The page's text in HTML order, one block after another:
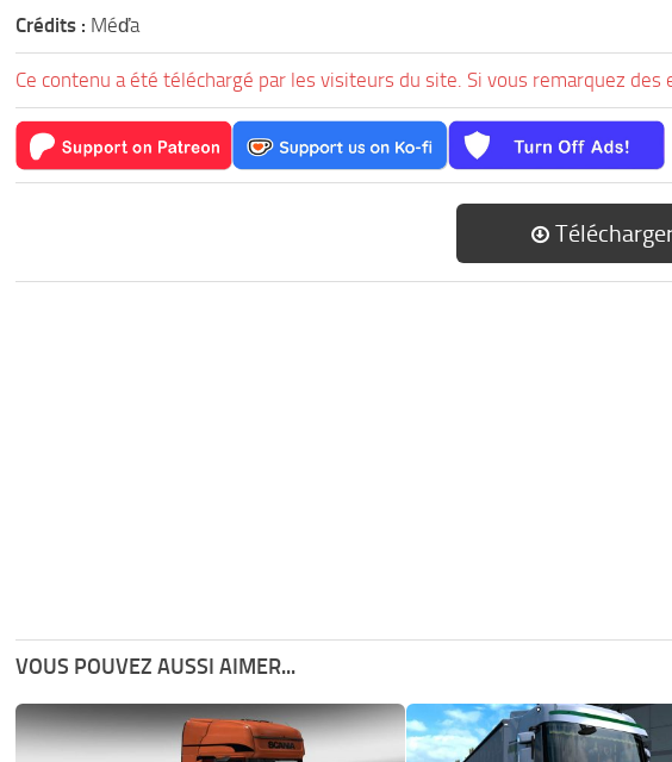
Crédits : Méďa
Ce contenu a été téléchargé par les visiteurs du site. Si vous remarquez des
VOUS POUVEZ AUSSI AIMER...